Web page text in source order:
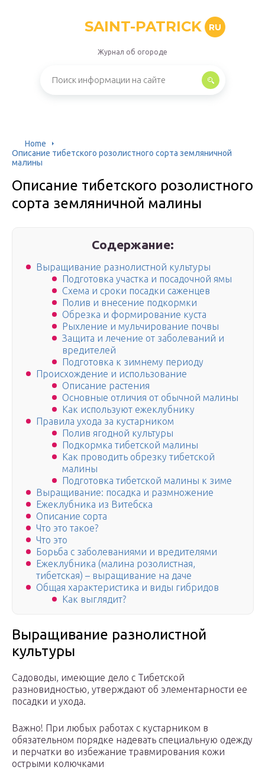
SAINT-PATRICK RU
Журнал об огороде
Home
Описание тибетского розолистного сорта земляничной
малины
Описание тибетского розолистного
сорта земляничной малины
Содержание:
Выращивание разнолистной культуры
Подготовка участка и посадочной ямы
Схема и сроки посадки саженцев
Полив и внесение подкормки
Обрезка и формирование куста
Рыхление и мульчирование почвы
Защита и лечение от заболеваний и
вредителей
Подготовка к зимнему периоду
Происхождение и использование
Описание растения
Основные отличия от обычной малины
Как используют ежеклубнику
Правила ухода за кустарником
Полив ягодной культуры
Подкормка тибетской малины
Как проводить обрезку тибетской
малины
Подготовка тибетской малины к зиме
Выращивание: посадка и размножение
Ежеклубника из Витебска
Описание сорта
Что это такое?
Что это
Борьба с заболеваниями и вредителями
Ежеклубника (малина розолистная,
тибетская) – выращивание на даче
Общая характеристика и виды гибридов
Как выглядит?
Выращивание разнолистной
культуры
Садоводы, имеющие дело с Тибетской
разновидностью, утверждают об элементарности ее
посадки и ухода.
Важно! При любых работах с кустарником в
обязательном порядке надевать специальную одежду
и перчатки во избежание травмирования кожи
острыми колючками